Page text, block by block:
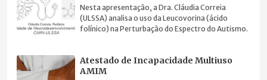
Nesta apresentação, a Dra. Cláudia Correia
(ULSSA) analisa o uso da Leucovorina (ácido
folínico) na Perturbação do Espectro do Autismo.
Atestado de Incapacidade Multiuso
AMIM